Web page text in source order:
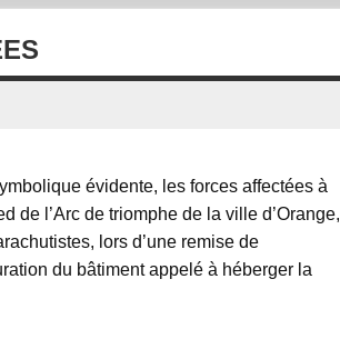
évidente, les forces affectées à
de l’Arc de triomphe de la ville d’Orange,
lors d’une remise de
du bâtiment appelé à héberger la